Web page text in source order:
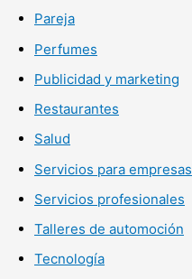
Pareja
Perfumes
Publicidad y marketing
Restaurantes
Salud
Servicios para empresas
Servicios profesionales
Talleres de automoción
Tecnología